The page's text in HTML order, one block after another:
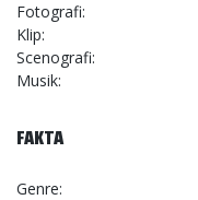
Fotografi
Klip
Scenografi
Musik
FAKTA
Genre